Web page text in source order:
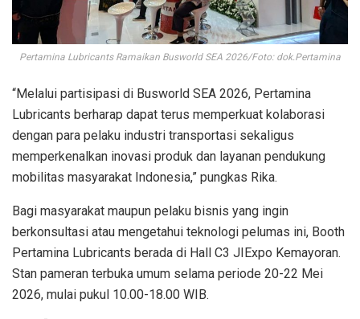
Pertamina Lubricants Ramaikan Busworld SEA 2026/Foto: dok.Pertamina
“Melalui partisipasi di Busworld SEA 2026, Pertamina
Lubricants berharap dapat terus memperkuat kolaborasi
dengan para pelaku industri transportasi sekaligus
memperkenalkan inovasi produk dan layanan pendukung
mobilitas masyarakat Indonesia,” pungkas Rika.
Bagi masyarakat maupun pelaku bisnis yang ingin
berkonsultasi atau mengetahui teknologi pelumas ini, Booth
Pertamina Lubricants berada di Hall C3 JIExpo Kemayoran.
Stan pameran terbuka umum selama periode 20-22 Mei
2026, mulai pukul 10.00-18.00 WIB.